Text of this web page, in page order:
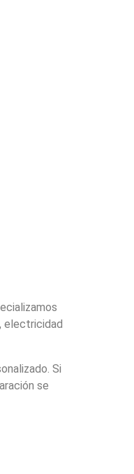
electricidad
Si
se